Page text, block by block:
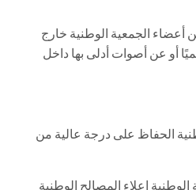
الجمعية الوطنية خارج
أو عن أصوات أدلى بها داخل
الحفاظ على درجة عالية من
إعلاء المصالح الوطنية